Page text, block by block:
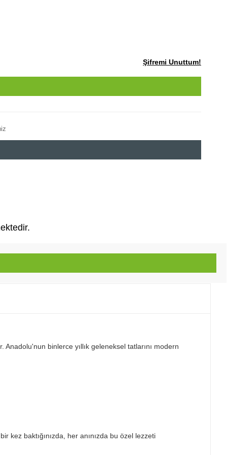
Şifremi Unuttum!
binlerce yıllık geleneksel tatlarını modern
kez baktığınızda, her anınızda bu özel lezzeti